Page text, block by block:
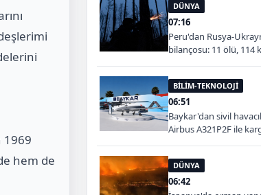
1969
hem de
DÜNYA
07:16
Peru'dan Rusya-
bilançosu: 11 ölü, 114
BİLİM-TEKNOLOJİ
06:51
Baykar'dan sivil
Airbus A321P2F ile
DÜNYA
06:42